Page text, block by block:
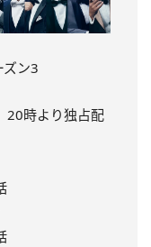
ズン3
20時より独占配